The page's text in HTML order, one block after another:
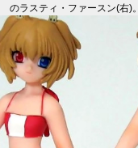
のラスティ・ファースン(右)。